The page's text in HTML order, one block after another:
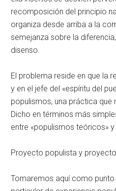
recomposición del principio
organiza desde arriba a la
semejanza sobre la
disenso.
El problema reside en que la
y en el jefe del «espíritu del
populismos, una práctica que
Dicho en términos más
entre «populismos teóricos» y
Proyecto populista y
Tomaremos aquí como